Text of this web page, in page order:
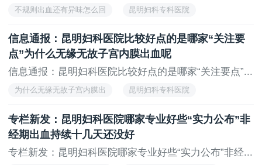
不规则出血还有异味怎么回 昆明妇科专科医院
信息通报：昆明妇科医院比较好点的是哪家“关注要
点”为什么无缘无故子宫内膜出血呢
信息通报：昆明妇科医院比较好点的是哪家“关注要点”...
为什么无缘无故子宫内膜出 昆明妇科专科医院
专栏新发：昆明妇科医院哪家专业好些“实力公布”非
经期出血持续十几天还没好
专栏新发：昆明妇科医院哪家专业好些“实力公布”非经...